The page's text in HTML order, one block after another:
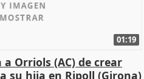
01:19
Orriols (AC) de crear
su hija en Ripoll (Girona)